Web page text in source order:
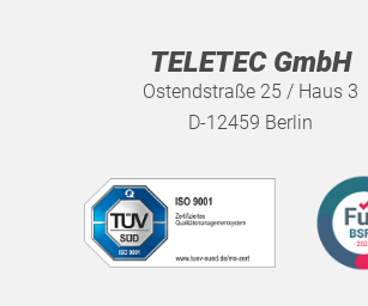
TELETEC GmbH
Ostendstraße 25 / Haus 3
D-12459 Berlin